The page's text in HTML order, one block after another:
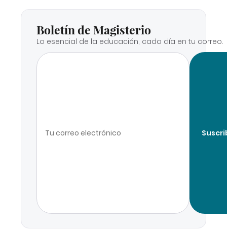
Boletín de Magisterio
Lo esencial de la educación, cada día en tu correo.